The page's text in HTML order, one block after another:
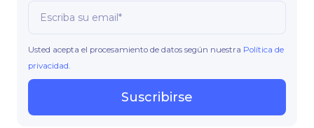
Usted acepta el procesamiento de datos según nuestra Política de
privacidad.
Suscribirse